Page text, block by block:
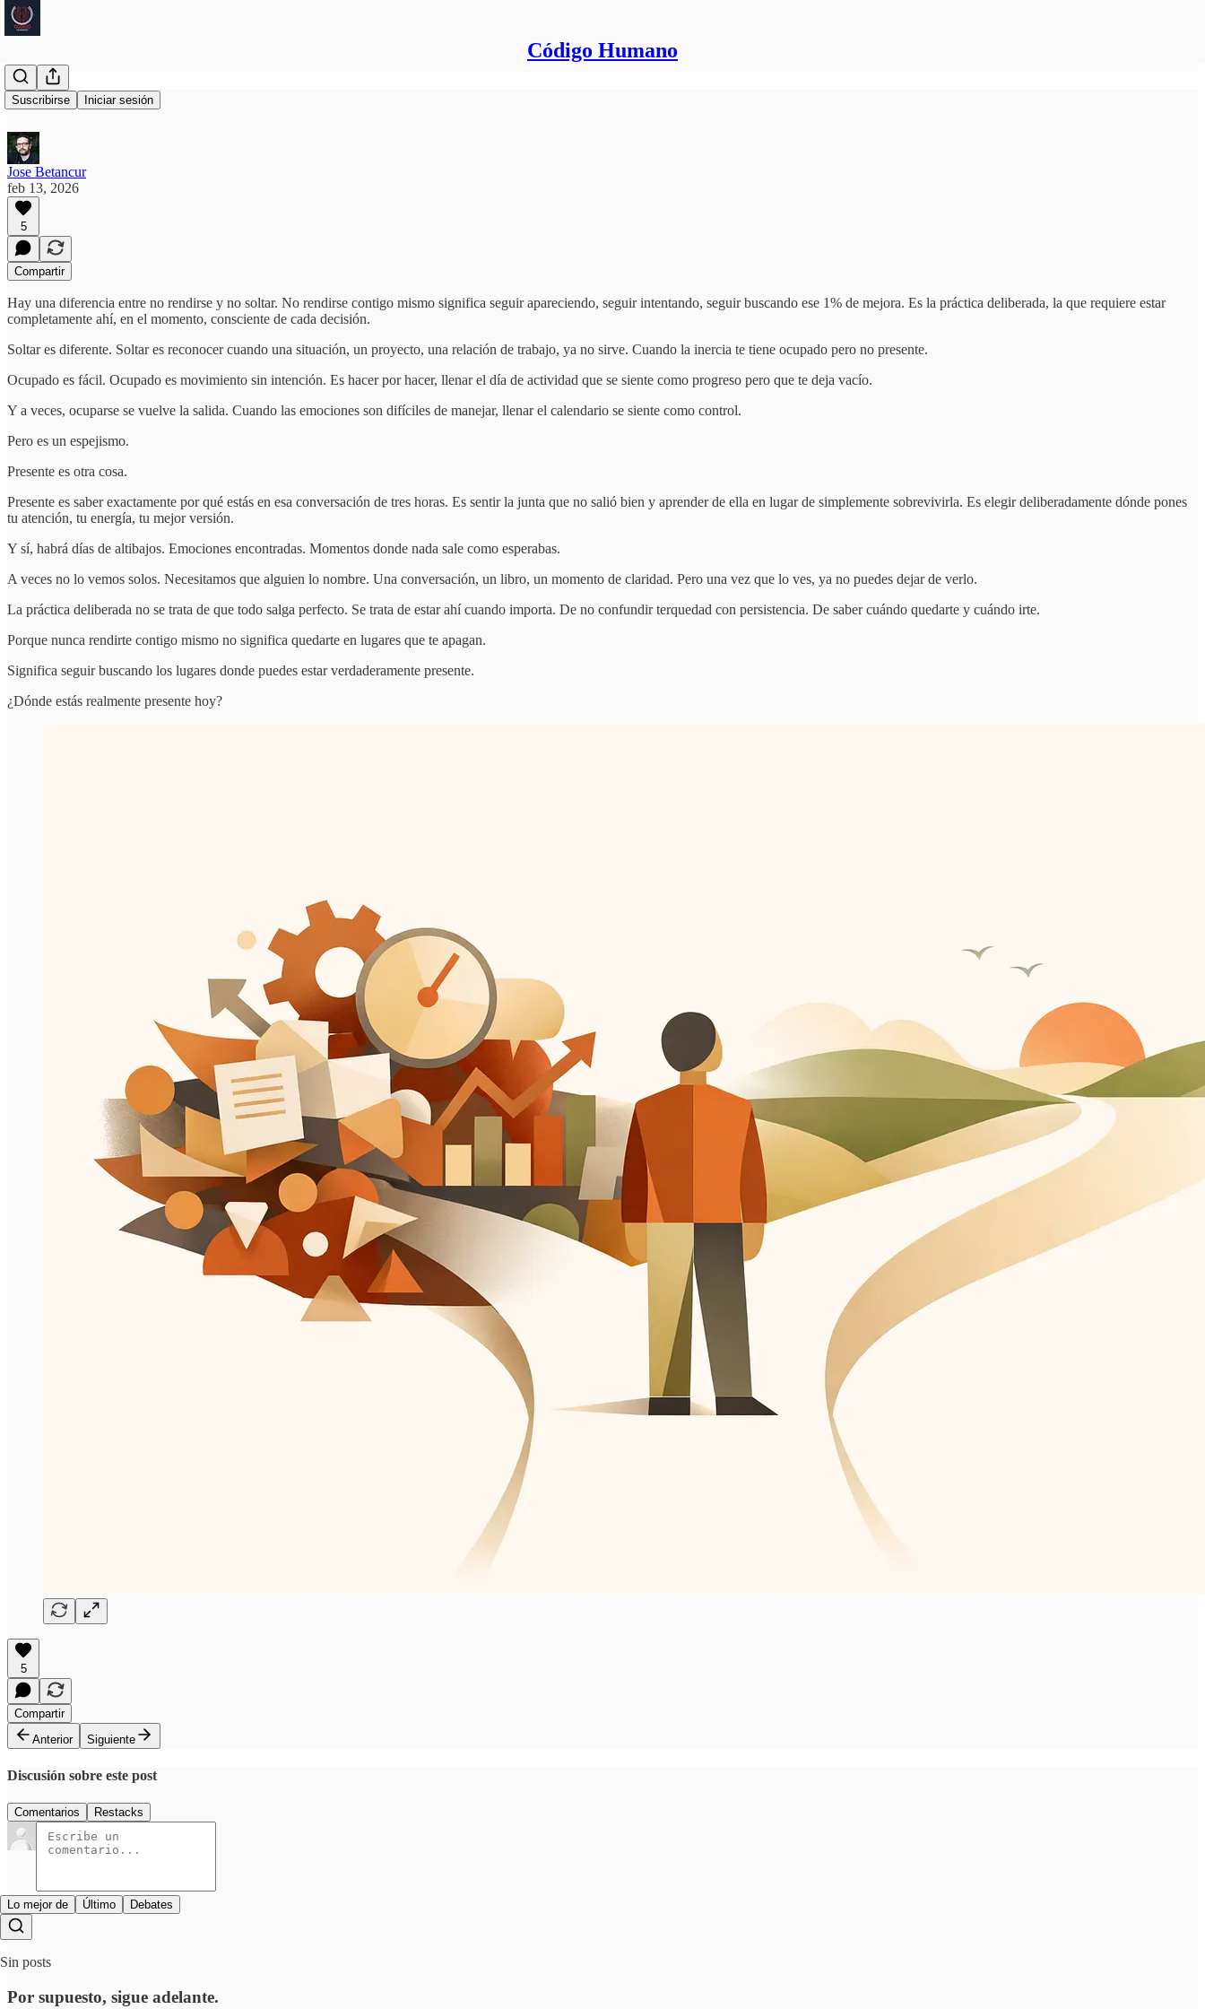
Código Humano
Suscribirse Iniciar sesión
Presente
Jose Betancur
feb 13, 2026
5
Compartir
Hay una diferencia entre no rendirse y no soltar. No rendirse contigo mismo significa seguir apareciendo, seguir intentando, seguir buscando ese 1% de mejora. Es la práctica deliberada, la que requiere estar
completamente ahí, en el momento, consciente de cada decisión.
Soltar es diferente. Soltar es reconocer cuando una situación, un proyecto, una relación de trabajo, ya no sirve. Cuando la inercia te tiene ocupado pero no presente.
Ocupado es fácil. Ocupado es movimiento sin intención. Es hacer por hacer, llenar el día de actividad que se siente como progreso pero que te deja vacío.
Y a veces, ocuparse se vuelve la salida. Cuando las emociones son difíciles de manejar, llenar el calendario se siente como control.
Pero es un espejismo.
Presente es otra cosa.
Presente es saber exactamente por qué estás en esa conversación de tres horas. Es sentir la junta que no salió bien y aprender de ella en lugar de simplemente sobrevivirla. Es elegir deliberadamente dónde pones
tu atención, tu energía, tu mejor versión.
Y sí, habrá días de altibajos. Emociones encontradas. Momentos donde nada sale como esperabas.
A veces no lo vemos solos. Necesitamos que alguien lo nombre. Una conversación, un libro, un momento de claridad. Pero una vez que lo ves, ya no puedes dejar de verlo.
La práctica deliberada no se trata de que todo salga perfecto. Se trata de estar ahí cuando importa. De no confundir terquedad con persistencia. De saber cuándo quedarte y cuándo irte.
Porque nunca rendirte contigo mismo no significa quedarte en lugares que te apagan.
Significa seguir buscando los lugares donde puedes estar verdaderamente presente.
¿Dónde estás realmente presente hoy?
5
Compartir
Anterior
Siguiente
Discusión sobre este post
Comentarios Restacks
Lo mejor de Último Debates
Sin posts
Por supuesto, sigue adelante.